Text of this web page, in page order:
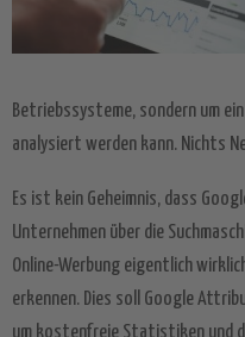
Betriebssysteme, sondern um
analysiert werden kann. Nichts
Es ist kein Geheimnis, dass
Unternehmen über die
Online-Werbung eigentlich
erkennen. Dies soll Google
um kostenfreie Statistiken und